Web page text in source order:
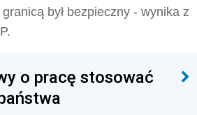
był bezpieczny - wynika z
o pracę stosować